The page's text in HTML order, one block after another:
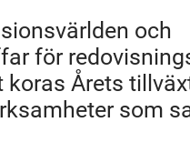
och
för
Årets
som